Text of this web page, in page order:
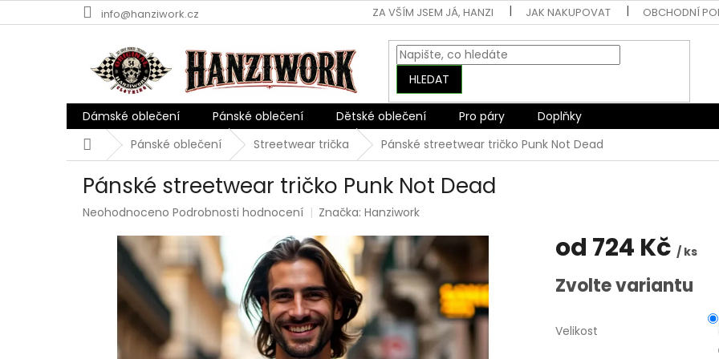
na
info@hanziwork.cz ZA VŠÍM JSEM JÁ, HANZI JAK NAKUPOVAT OBCHODNÍ
HLEDAT
Dámské oblečení Pánské oblečení Dětské oblečení Pro páry
Doplňky
DomůPánské oblečení Streetwear trička Pánské streetwear tričko Punk Not Dead
Pánské streetwear tričko Punk Not Dead
Průměrné
produktu
hvězdiček.
Neohodnoceno Podrobnosti hodnocení Značka:Hanziwork
od 724 Kč / ks
Měrná
cena:
Zvolte variantu
Velikost